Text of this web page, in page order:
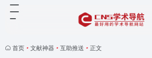
首页 • 文献神器 • 互助推送 • 正文